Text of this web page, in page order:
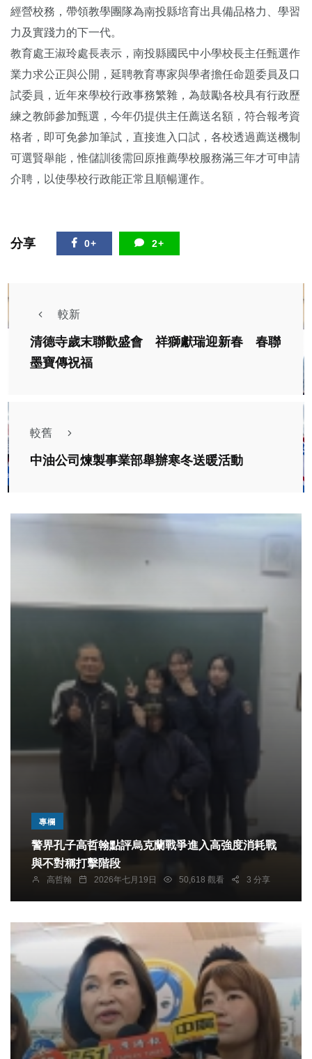
經營校務，帶領教學團隊為南投縣培育出具備品格力、學習
力及實踐力的下一代。
教育處王淑玲處長表示，南投縣國民中小學校長主任甄選作
業力求公正與公開，延聘教育專家與學者擔任命題委員及口
試委員，近年來學校行政事務繁雜，為鼓勵各校具有行政歷
練之教師參加甄選，今年仍提供主任薦送名額，符合報考資
格者，即可免參加筆試，直接進入口試，各校透過薦送機制
可選賢舉能，惟儲訓後需回原推薦學校服務滿三年才可申請
介聘，以使學校行政能正常且順暢運作。
分享 0+ 2+
較新
清德寺歲末聯歡盛會 祥獅獻瑞迎新春 春聯
墨寶傳祝福
較舊
中油公司煉製事業部舉辦寒冬送暖活動
專欄
警界孔子高哲翰點評烏克蘭戰爭進入高強度消耗戰
與不對稱打擊階段
高哲翰 2026年七月19日 50,618 觀看 3 分享